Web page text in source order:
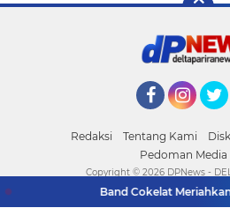
Redaksi Tentang Kami
Pedoman Media
Band Cokelat Meriahkan
Copyright © 2026 DPNews -